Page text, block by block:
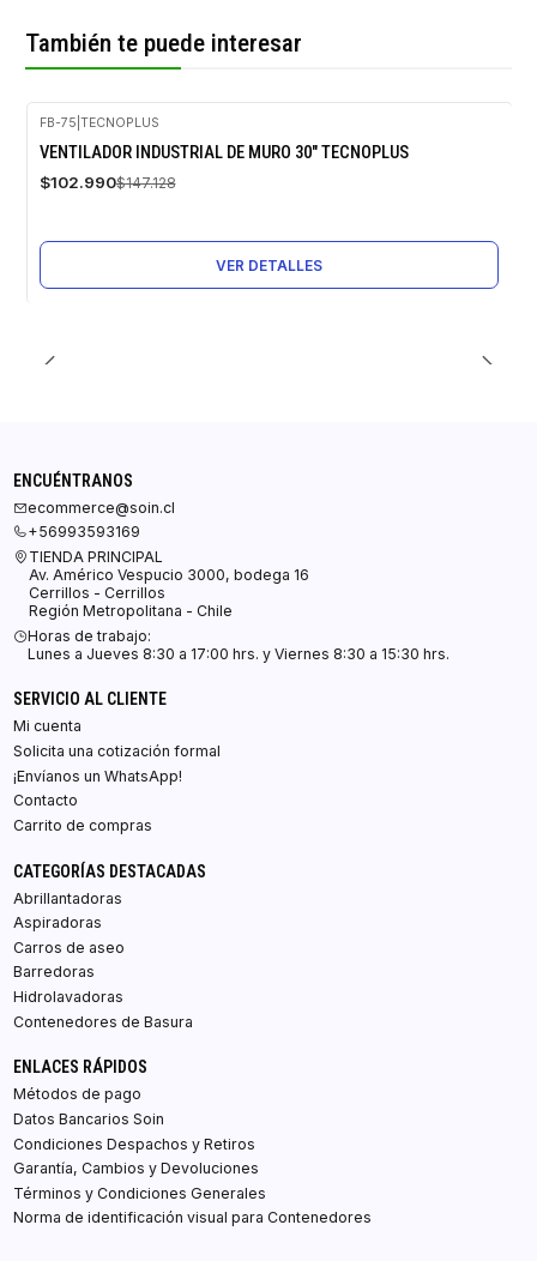
También te puede interesar
-30%
OFF
FB-75 TECNOPLUS
VENTILADOR INDUSTRIAL DE MURO 30" TECNOPLUS
$102.990$147.128
VER DETALLES
ENCUÉNTRANOS
ecommerce@soin.cl
+56993593169
TIENDA PRINCIPAL
Av. Américo Vespucio 3000, bodega 16
Cerrillos - Cerrillos
Región Metropolitana - Chile
Horas de trabajo:
Lunes a Jueves 8:30 a 17:00 hrs. y Viernes 8:30 a 15:30 hrs.
SERVICIO AL CLIENTE
Mi cuenta
Solicita una cotización formal
¡Envíanos un WhatsApp!
Contacto
Carrito de compras
CATEGORÍAS DESTACADAS
Abrillantadoras
Aspiradoras
Carros de aseo
Barredoras
Hidrolavadoras
Contenedores de Basura
ENLACES RÁPIDOS
Métodos de pago
Datos Bancarios Soin
Condiciones Despachos y Retiros
Garantía, Cambios y Devoluciones
Términos y Condiciones Generales
Norma de identificación visual para Contenedores